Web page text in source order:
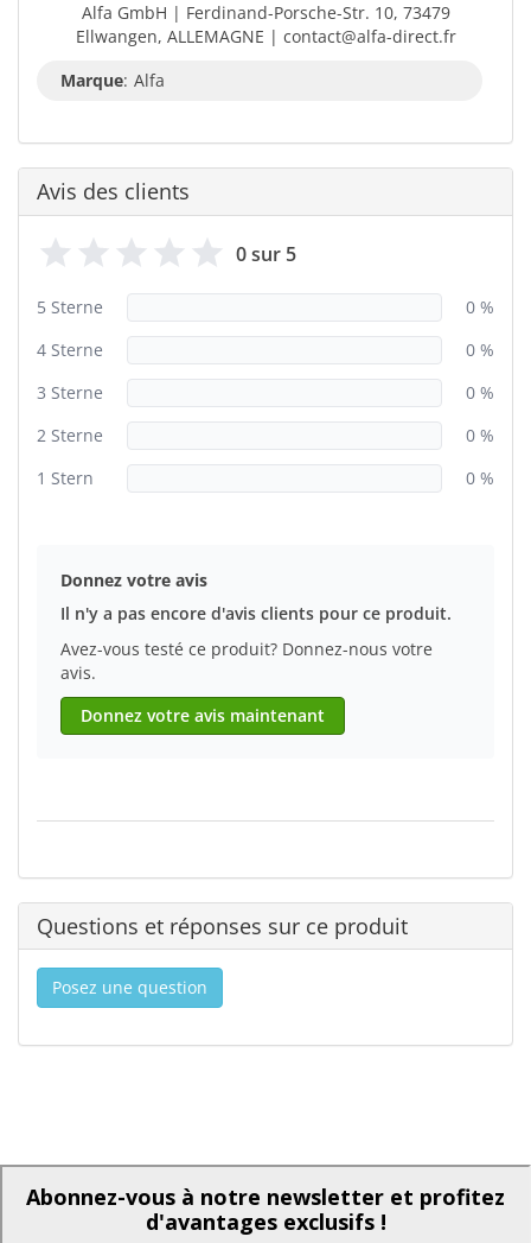
Alfa GmbH | Ferdinand-Porsche-Str. 10, 73479
Ellwangen, ALLEMAGNE | contact@alfa-direct.fr
Marque: Alfa
Avis des clients
0 sur 5
5 Sterne
0 %
4 Sterne
0 %
3 Sterne
0 %
2 Sterne
0 %
1 Stern
0 %
Donnez votre avis
Il n'y a pas encore d'avis clients pour ce produit.
Avez-vous testé ce produit? Donnez-nous votre
avis.
Donnez votre avis maintenant
Questions et réponses sur ce produit
Posez une question